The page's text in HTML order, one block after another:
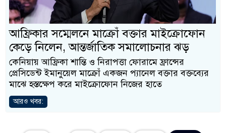
আফ্রিকার সম্মেলনে মাক্রোঁ বক্তার মাইক্রোফোন
কেড়ে নিলেন, আন্তর্জাতিক সমালোচনার ঝড়
কেনিয়ায় আফ্রিকা শান্তি ও নিরাপত্তা ফোরামে ফ্রান্সের
প্রেসিডেন্ট ইমানুয়েল মাক্রোঁ একজন প্যানেল বক্তার বক্তব্যের
মাঝে হস্তক্ষেপ করে মাইক্রোফোন নিজের হাতে
আরও খবর: